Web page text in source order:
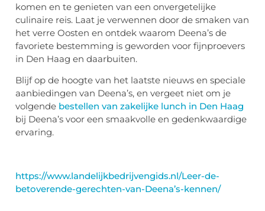
komen en te genieten van een onvergetelijke
culinaire reis. Laat je verwennen door de smaken van
het verre Oosten en ontdek waarom Deena’s de
favoriete bestemming is geworden voor fijnproevers
in Den Haag en daarbuiten.
Blijf op de hoogte van het laatste nieuws en speciale
aanbiedingen van Deena’s, en vergeet niet om je
volgende bestellen van zakelijke lunch in Den Haag
bij Deena’s voor een smaakvolle en gedenkwaardige
ervaring.
https://www.landelijkbedrijvengids.nl/Leer-de-
betoverende-gerechten-van-Deena’s-kennen/